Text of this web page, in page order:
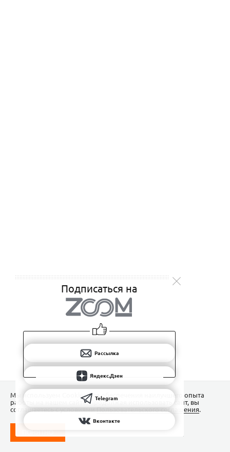
Подписаться на
Рассылка
Яндекс.Дзен
Telegram
Вконтакте
Мы используем Сookies для обеспечения наилучшего опыта
работы на нашем сайте. Продолжая использовать сайт, вы
соглашаетесь с условиямиПользовательского соглашения.
ПОНЯТНО